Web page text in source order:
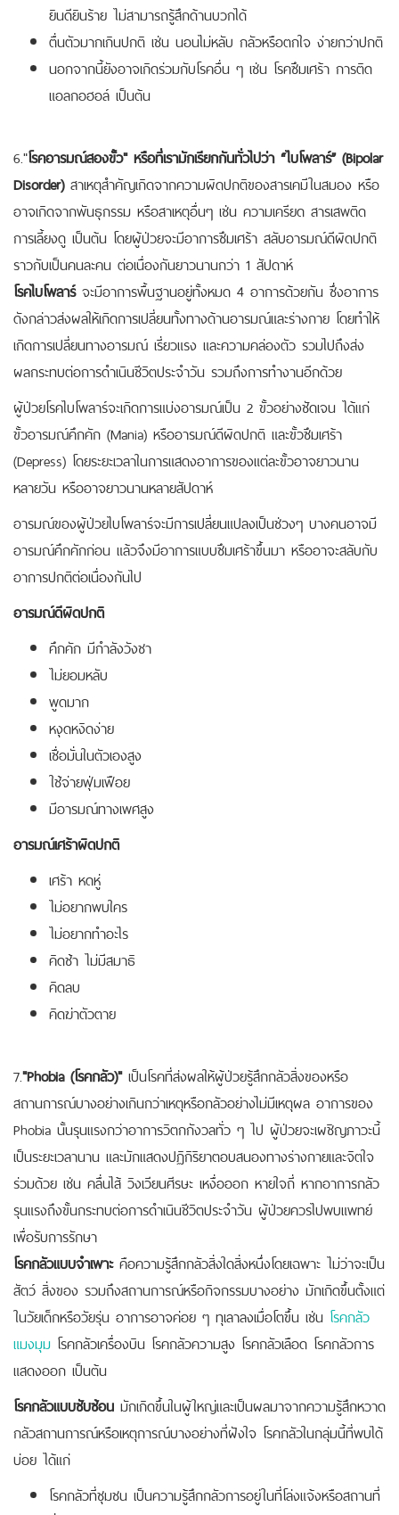
ยินดียินร้าย ไม่สามารถรู้สึกด้านบวกได้
ตื่นตัวมากเกินปกติ เช่น นอนไม่หลับ กลัวหรือตกใจ ง่ายกว่าปกติ
นอกจากนี้ยังอาจเกิดร่วมกับโรคอื่น ๆ เช่น โรคซึมเศร้า การติด
แอลกอฮอล์ เป็นต้น
6."โรคอารมณ์สองขั้ว" หรือที่เรามักเรียกกันทั่วไปว่า “ไบโพลาร์” (Bipolar
Disorder)สาเหตุสำคัญเกิดจากความผิดปกติของสารเคมีในสมอง หรือ
อาจเกิดจากพันธุกรรม หรือสาเหตุอื่นๆ เช่น ความเครียด สารเสพติด
การเลี้ยงดู เป็นต้น โดยผู้ป่วยจะมีอาการซึมเศร้า สลับอารมณ์ดีผิดปกติ
ราวกับเป็นคนละคน ต่อเนื่องกันยาวนานกว่า 1 สัปดาห์
โรคไบโพลาร์จะมีอาการพื้นฐานอยู่ทั้งหมด 4 อาการด้วยกัน ซึ่งอาการ
ดังกล่าวส่งผลให้เกิดการเปลี่ยนทั้งทางด้านอารมณ์และร่างกาย โดยทำให้
เกิดการเปลี่ยนทางอารมณ์ เรี่ยวแรง และความคล่องตัว รวมไปถึงส่ง
ผลกระทบต่อการดำเนินชีวิตประจำวัน รวมถึงการทำงานอีกด้วย
ผู้ป่วยโรคไบโพลาร์จะเกิดการแบ่งอารมณ์เป็น 2 ขั้วอย่างชัดเจน ได้แก่
ขั้วอารมณ์คึกคัก (Mania) หรืออารมณ์ดีผิดปกติ และขั้วซึมเศร้า
(Depress) โดยระยะเวลาในการแสดงอาการของแต่ละขั้วอาจยาวนาน
หลายวัน หรืออาจยาวนานหลายสัปดาห์
อารมณ์ของผู้ป่วยไบโพลาร์จะมีการเปลี่ยนแปลงเป็นช่วงๆ บางคนอาจมี
อารมณ์คึกคักก่อน แล้วจึงมีอาการแบบซึมเศร้าขึ้นมา หรืออาจะสลับกับ
อาการปกติต่อเนื่องกันไป
อารมณ์ดีผิดปกติ
คึกคัก มีกำลังวังชา
ไม่ยอมหลับ
พูดมาก
หงุดหงิดง่าย
เชื่อมั่นในตัวเองสูง
ใช้จ่ายฟุ่มเฟือย
มีอารมณ์ทางเพศสูง
อารมณ์เศร้าผิดปกติ
เศร้า หดหู่
ไม่อยากพบใคร
ไม่อยากทำอะไร
คิดช้า ไม่มีสมาธิ
คิดลบ
คิดฆ่าตัวตาย
7."Phobia (โรคกลัว)"เป็นโรคที่ส่งผลให้ผู้ป่วยรู้สึกกลัวสิ่งของหรือ
สถานการณ์บางอย่างเกินกว่าเหตุหรือกลัวอย่างไม่มีเหตุผล อาการของ
Phobia นั้นรุนแรงกว่าอาการวิตกกังวลทั่ว ๆ ไป ผู้ป่วยจะเผชิญภาวะนี้
เป็นระยะเวลานาน และมักแสดงปฏิกิริยาตอบสนองทางร่างกายและจิตใจ
ร่วมด้วย เช่น คลื่นไส้ วิงเวียนศีรษะ เหงื่อออก หายใจถี่ หากอาการกลัว
รุนแรงถึงขั้นกระทบต่อการดำเนินชีวิตประจำวัน ผู้ป่วยควรไปพบแพทย์
เพื่อรับการรักษา
โรคกลัวแบบจำเพาะ คือความรู้สึกกลัวสิ่งใดสิ่งหนึ่งโดยเฉพาะ ไม่ว่าจะเป็น
สัตว์ สิ่งของ รวมถึงสถานการณ์หรือกิจกรรมบางอย่าง มักเกิดขึ้นตั้งแต่
ในวัยเด็กหรือวัยรุ่น อาการอาจค่อย ๆ ทุเลาลงเมื่อโตขึ้น เช่น โรคกลัว
แมงมุม โรคกลัวเครื่องบิน โรคกลัวความสูง โรคกลัวเลือด โรคกลัวการ
แสดงออก เป็นต้น
โรคกลัวแบบซับซ้อน มักเกิดขึ้นในผู้ใหญ่และเป็นผลมาจากความรู้สึกหวาด
กลัวสถานการณ์หรือเหตุการณ์บางอย่างที่ฝังใจ โรคกลัวในกลุ่มนี้ที่พบได้
บ่อย ได้แก่
โรคกลัวที่ชุมชน เป็นความรู้สึกกลัวการอยู่ในที่โล่งแจ้งหรือสถานที่